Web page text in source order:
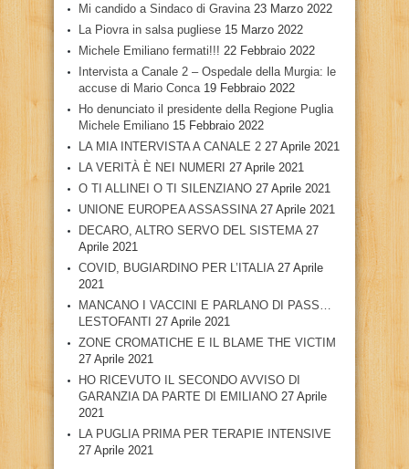
Mi candido a Sindaco di Gravina 23 Marzo 2022
La Piovra in salsa pugliese 15 Marzo 2022
Michele Emiliano fermati!!! 22 Febbraio 2022
Intervista a Canale 2 – Ospedale della Murgia: le
accuse di Mario Conca 19 Febbraio 2022
Ho denunciato il presidente della Regione Puglia
Michele Emiliano 15 Febbraio 2022
LA MIA INTERVISTA A CANALE 2 27 Aprile 2021
LA VERITÀ È NEI NUMERI 27 Aprile 2021
O TI ALLINEI O TI SILENZIANO 27 Aprile 2021
UNIONE EUROPEA ASSASSINA 27 Aprile 2021
DECARO, ALTRO SERVO DEL SISTEMA 27
Aprile 2021
COVID, BUGIARDINO PER L’ITALIA 27 Aprile
2021
MANCANO I VACCINI E PARLANO DI PASS…
LESTOFANTI 27 Aprile 2021
ZONE CROMATICHE E IL BLAME THE VICTIM
27 Aprile 2021
HO RICEVUTO IL SECONDO AVVISO DI
GARANZIA DA PARTE DI EMILIANO 27 Aprile
2021
LA PUGLIA PRIMA PER TERAPIE INTENSIVE
27 Aprile 2021